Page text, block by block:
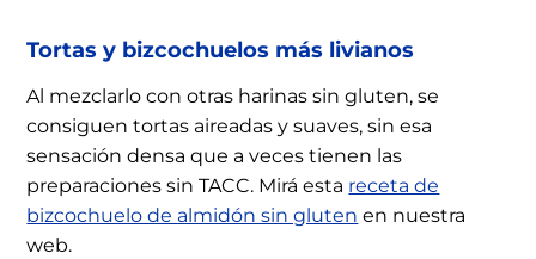
Tortas y bizcochuelos más livianos
Al mezclarlo con otras harinas sin gluten, se
consiguen tortas aireadas y suaves, sin esa
sensación densa que a veces tienen las
preparaciones sin TACC. Mirá esta receta de
bizcochuelo de almidón sin gluten en nuestra
web.